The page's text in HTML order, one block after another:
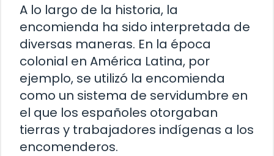
A lo largo de la historia, la
encomienda ha sido interpretada de
diversas maneras. En la época
colonial en América Latina, por
ejemplo, se utilizó la encomienda
como un sistema de servidumbre en
el que los españoles otorgaban
tierras y trabajadores indígenas a los
encomenderos.